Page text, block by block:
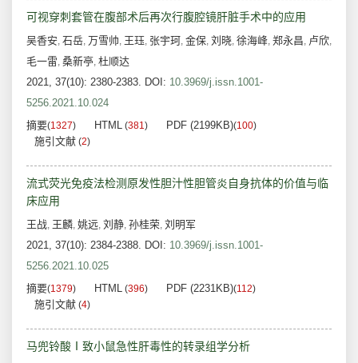
可视穿刺套管在腹部术后再次行腹腔镜肝脏手术中的应用
吴香安, 石岳, 万雪帅, 王珏, 张宇珂, 金保, 刘晓, 徐海峰, 郑永昌, 卢欣,
毛一雷, 桑新亭, 杜顺达
2021, 37(10): 2380-2383. DOI: 10.3969/j.issn.1001-
5256.2021.10.024
摘要(1327) HTML (381) PDF (2199KB)(100)
施引文献 (2)
流式荧光免疫法检测原发性胆汁性胆管炎自身抗体的价值与临
床应用
王战, 王麟, 姚远, 刘静, 孙桂荣, 刘明军
2021, 37(10): 2384-2388. DOI: 10.3969/j.issn.1001-
5256.2021.10.025
摘要(1379) HTML (396) PDF (2231KB)(112)
施引文献 (4)
马兜铃酸Ⅰ致小鼠急性肝毒性的转录组学分析